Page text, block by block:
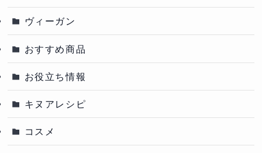
ヴィーガン
おすすめ商品
お役立ち情報
キヌアレシピ
コスメ